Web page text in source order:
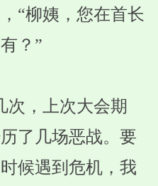
“柳姨，您在首长
？”
，上次大会期
了几场恶战。要
候遇到危机，我